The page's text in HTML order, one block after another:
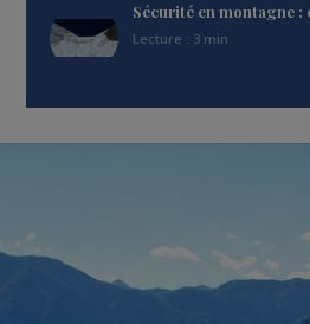
Sécurité en montagne :
Lecture : 3 min